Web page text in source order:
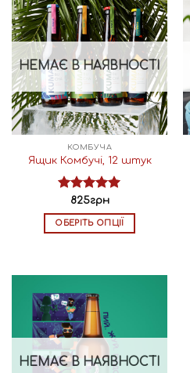
НЕМАЄ В НАЯВНОСТІ
КОМБУЧА
Ящик Комбучі, 12 штук
Оцінено в
5.00з 5
825грн
ОБЕРІТЬ ОПЦІЇ
варіантів.
Параметри
можна
вибрати
на
НЕМАЄ В НАЯВНОСТІ